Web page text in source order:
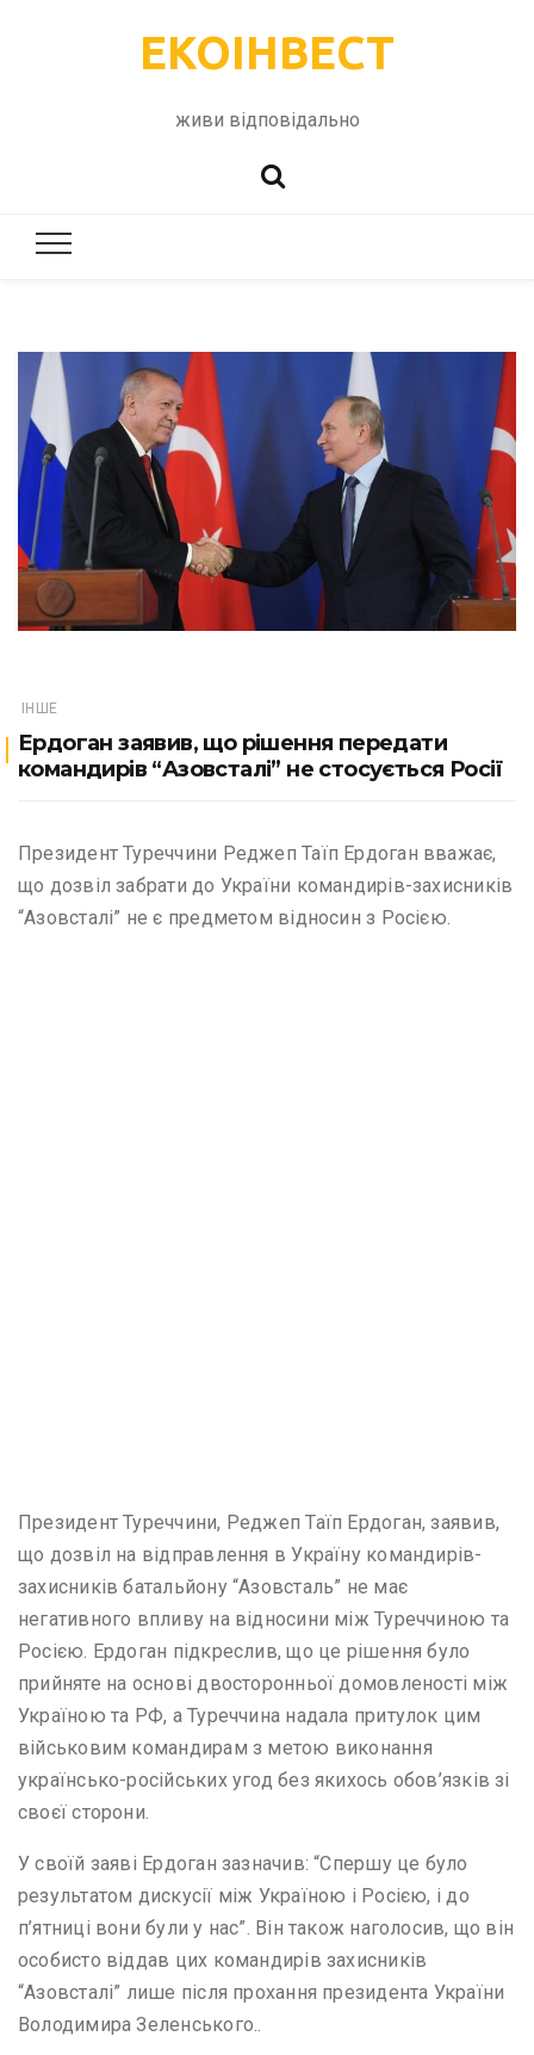
ЕКОІНВЕСТ
живи відповідально
ІНШЕ
Ердоган заявив, що рішення передати
командирів “Азовсталі” не стосується Росії
Президент Туреччини Реджеп Таїп Ердоган вважає,
що дозвіл забрати до України командирів-захисників
“Азовсталі” не є предметом відносин з Росією.
Президент Туреччини, Реджеп Таїп Ердоган, заявив,
що дозвіл на відправлення в Україну командирів-
захисників батальйону “Азовсталь” не має
негативного впливу на відносини між Туреччиною та
Росією. Ердоган підкреслив, що це рішення було
прийняте на основі двосторонньої домовленості між
Україною та РФ, а Туреччина надала притулок цим
військовим командирам з метою виконання
українсько-російських угод без якихось обов’язків зі
своєї сторони.
У своїй заяві Ердоган зазначив: “Спершу це було
результатом дискусії між Україною і Росією, і до
п’ятниці вони були у нас”. Він також наголосив, що він
особисто віддав цих командирів захисників
“Азовсталі” лише після прохання президента України
Володимира Зеленського..